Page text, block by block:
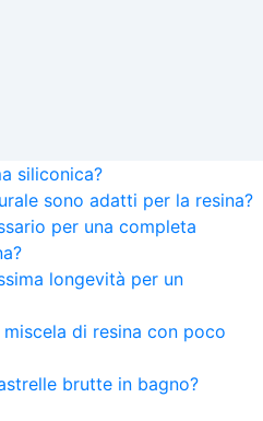
siliconica?
sono adatti per la resina?
per una completa
longevità per un
di resina con poco
brutte in bagno?